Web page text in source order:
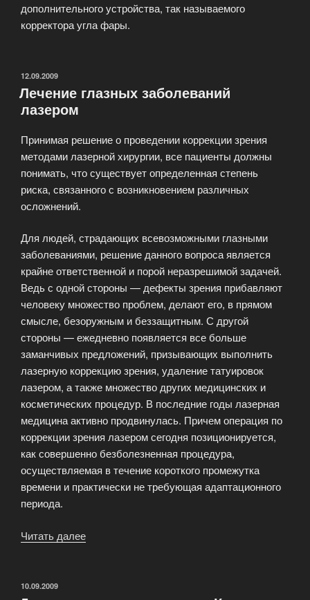
дополнительного устройства, так называемого
корректора угла фары.
ОПУБЛИКОВАНО
12.09.2009
Лечение глазных заболеваний
лазером
Принимая решение о проведении коррекции зрения
методами лазерной хирургии, все пациенты должны
понимать, что существует определенная степень
риска, связанного с возникновением различных
осложнений.
Для людей, страдающих всевозможными глазными
заболеваниями, решение данного вопроса является
крайне ответственной и порой неразрешимой задачей.
Ведь с одной стороны — дефекты зрения прибавляют
человеку множество проблем, делают его, в прямом
смысле, безоружным и беззащитным. С другой
стороны — ежедневно появляется все больше
заманчивых предложений, призывающих выполнить
лазерную коррекцию зрения, удаление татуировок
лазером, а также множество других медицинских и
косметических процедур. В последние годы лазерная
медицина активно продвинулась. Причем операция по
коррекции зрения лазером сегодня позиционируется,
как совершенно безболезненная процедура,
осуществляемая в течение короткого промежутка
времени и практически не требующая адаптационного
периода.
Читать далее
ОПУБЛИКОВАНО
10.09.2009